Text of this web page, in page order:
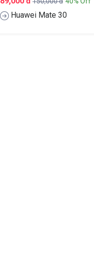
Huawei Mate 30